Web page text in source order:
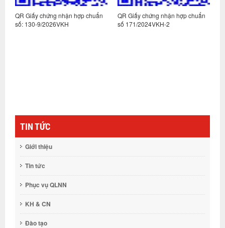
QR Giấy chứng nhận hợp chuẩn
số: 130-9/2026VKH
QR Giấy chứng nhận hợp chuẩn
số 171/2024VKH-2
TIN TỨC
Giới thiệu
Tin tức
Phục vụ QLNN
KH & CN
Đào tạo